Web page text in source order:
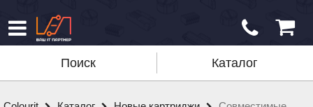
Поиск Каталог